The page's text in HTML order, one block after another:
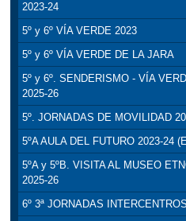
2023-24
5º y 6º VÍA VERDE 2023
5º y 6º VÍA VERDE DE LA JARA
5º y 6º. SENDERISMO - VÍA
2025-26
5º. JORNADAS DE MOVILIDAD
5ºA AULA DEL FUTURO 2023-24
5ºA y 5ºB. VISITA AL MUSEO
2025-26
6º 3ª JORNADAS